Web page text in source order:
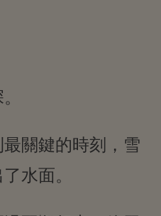
最關鍵的時刻，雪
水面。